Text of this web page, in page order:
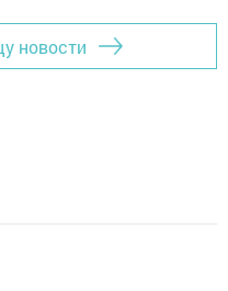
новости